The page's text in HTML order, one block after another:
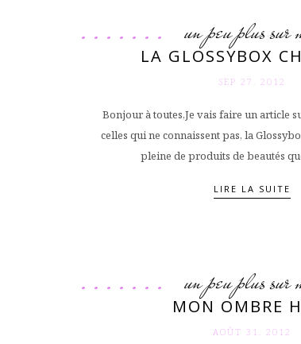
un peu plus sur
LA GLOSSYBOX
SEP 27. 2012
Bonjour à toutes,Je vais faire un article
celles qui ne connaissent pas, la
pleine de produits de beautés
LIRE LA SUITE
un peu plus sur
MON OMBRE
AOÛT 31. 2012